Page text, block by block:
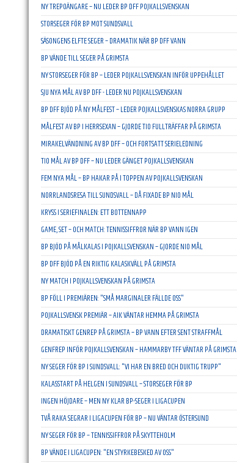
NY TREPOÄNGARE – NU LEDER BP DFF POJKALLSVENSKAN
STORSEGER FÖR BP MOT SUNDSVALL
SÄSONGENS ELFTE SEGER – DRAMATIK NÄR BP DFF VANN
BP VÄNDE TILL SEGER PÅ GRIMSTA
NY STORSEGER FÖR BP – LEDER POJKALLSVENSKAN INFÖR UPPEHÅLLET
SJU NYA MÅL AV BP DFF - LEDER NU POJKALLSVENSKAN
BP DFF BJÖD PÅ NY MÅLFEST – LEDER POJKALLSVENSKAS NORRA GRUPP
MÅLFEST AV BP I HERRSEXAN – GJORDE TIO FULLTRÄFFAR PÅ GRIMSTA
MIRAKELVÄNDNING AV BP DFF – OCH FORTSATT SERIELEDNING
TIO MÅL AV BP DFF – NU LEDER GÄNGET POJKALLSVENSKAN
FEM NYA MÅL – BP HAKAR PÅ I TOPPEN AV POJKALLSVENSKAN
NORRLANDSRESA TILL SUNDSVALL – DÅ FIXADE BP NIO MÅL
KRYSS I SERIEFINALEN: ETT BOTTENNAPP
GAME, SET – OCH MATCH: TENNISSIFFROR NÄR BP VANN IGEN
BP BJÖD PÅ MÅLKALAS I POJKALLSVENSKAN – GJORDE NIO MÅL
BP DFF BJÖD PÅ EN RIKTIG KALASKVÄLL PÅ GRIMSTA
NY MATCH I POJKALLSVENSKAN PÅ GRIMSTA
BP FÖLL I PREMIÄREN: "SMÅ MARGINALER FÄLLDE OSS"
POJKALLSVENSK PREMIÄR – AIK VÄNTAR HEMMA PÅ GRIMSTA
DRAMATISKT GENREP PÅ GRIMSTA – BP VANN EFTER SENT STRAFFMÅL
GENFREP INFÖR POJKALLSVENSKAN – HAMMARBY TFF VÄNTAR PÅ GRIMSTA
NY SEGER FÖR BP I SUNDSVALL: "VI HAR EN BRED OCH DUKTIG TRUPP"
KALASSTART PÅ HELGEN I SUNDSVALL – STORSEGER FÖR BP
INGEN HÖJDARE – MEN NY KLAR BP-SEGER I LIGACUPEN
TVÅ RAKA SEGRAR I LIGACUPEN FÖR BP – NU VÄNTAR ÖSTERSUND
NY SEGER FÖR BP – TENNISSIFFROR PÅ SKYTTEHOLM
BP VÄNDE I LIGACUPEN: "EN STYRKEBESKED AV OSS"